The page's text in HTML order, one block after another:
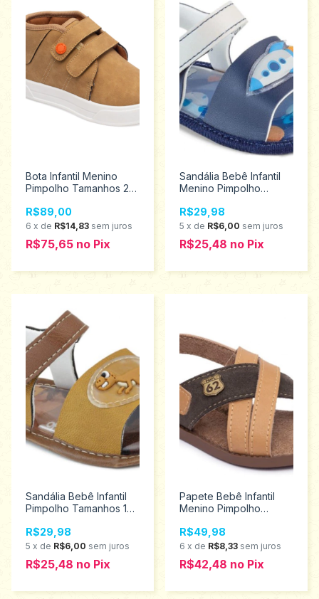
Bota Infantil Menino
Pimpolho Tamanhos 22
R$89,00
6 x de R$14,83 sem juros
R$75,65 no Pix
Sandália Bebê Infantil
Menino Pimpolho
R$29,98
5 x de R$6,00 sem juros
R$25,48 no Pix
Sandália Bebê Infantil
Pimpolho Tamanhos 1
R$29,98
5 x de R$6,00 sem juros
R$25,48 no Pix
Papete Bebê Infantil
Menino Pimpolho
28146
R$49,98
6 x de R$8,33 sem juros
R$42,48 no Pix